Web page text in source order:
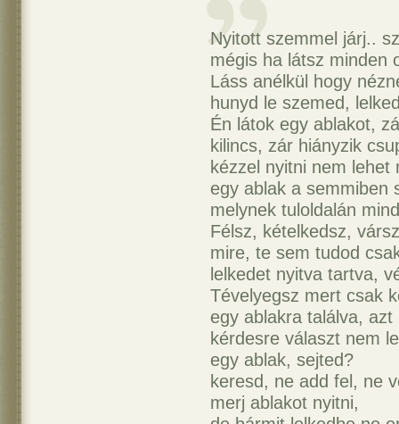
Nyitott szemmel járj..
mégis ha látsz minden
Láss anélkül hogy
hunyd le szemed,
Én látok egy ablakot,
kilincs, zár hiányzik
kézzel nyitni nem lehet
egy ablak a semmiben
melynek tuloldalán
Félsz, kételkedsz, vársz
mire, te sem tudod
lelkedet nyitva tartva,
Tévelyegsz mert csak
egy ablakra találva,
kérdesre választ nem
egy ablak, sejted?
keresd, ne add fel, ne
merj ablakot nyitni,